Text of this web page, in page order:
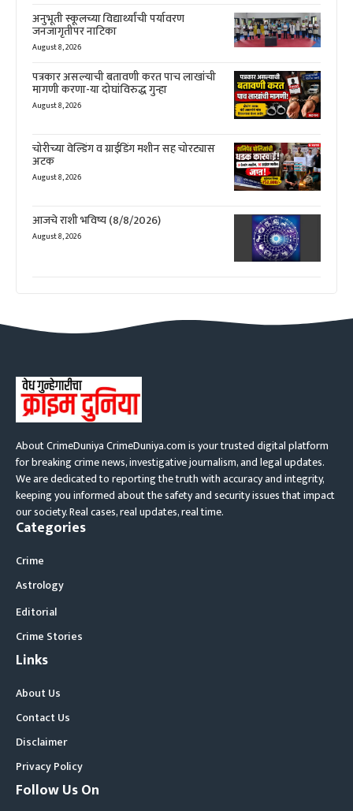
अनुभूती स्कूलच्या विद्यार्थ्यांची पर्यावरण
जनजागृतीपर नाटिका
August 8, 2026
पत्रकार असल्याची बतावणी करत पाच लाखांची
मागणी करणा-या दोघांविरुद्ध गुन्हा
August 8, 2026
चोरीच्या वेल्डिंग व ग्राईडिंग मशीन सह चोरट्यास
अटक
August 8, 2026
आजचे राशी भविष्य (8/8/2026)
August 8, 2026
About CrimeDuniya CrimeDuniya.com is your trusted digital platform
for breaking crime news, investigative journalism, and legal updates.
We are dedicated to reporting the truth with accuracy and integrity,
keeping you informed about the safety and security issues that impact
our society. Real cases, real updates, real time.
Categories
Crime
Astrology
Editorial
Crime Stories
Links
About Us
Contact Us
Disclaimer
Privacy Policy
Follow Us On